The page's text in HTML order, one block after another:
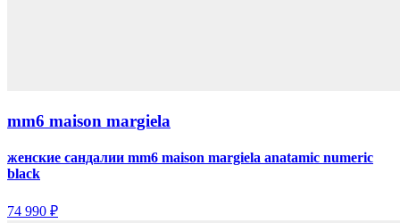
mm6 maison margiela
женские сандалии mm6 maison margiela anatamic numeric
black
74 990 ₽